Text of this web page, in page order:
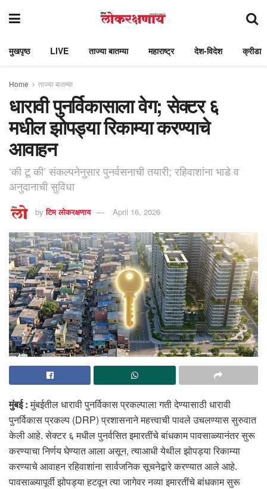
मुखपृष्ठ LIVE ताज्या बातम्या महाराष्ट्र देश-विदेश क्रीडा
Home ताज्या बातम्या
धारावी पुनर्विकासाला वेग; सेक्टर ६
मधील झोपड्या रिकाम्या करण्याचे
आवाहन
‘की टू की’ संकल्पनेनुसार पुनर्वसनाची तयारी; रहिवाशांना भाडे व
अनुदानाची सुविधा
by टिम लोकरक्षणाय April 16, 2026
मुंबई:मुंबईतील धारावी पुनर्विकास प्रकल्पाला गती देण्यासाठी धारावी
पुनर्विकास प्रकल्प (DRP) प्रशासनाने महत्त्वाची पावले उचलण्यास सुरुवात
केली आहे. सेक्टर ६ मधील पुनर्वसित इमारतींचे बांधकाम पावसाळ्यानंतर सुरू
करण्याचा निर्णय घेण्यात आला असून, त्याआधी येथील झोपड्या रिकाम्या
करण्याचे आवाहन रहिवाशांना सार्वजनिक सूचनेद्वारे करण्यात आले आहे.
पावसाळ्यापूर्वी झोपड्या हटवून त्या जागेवर नव्या इमारतींचे बांधकाम सुरू